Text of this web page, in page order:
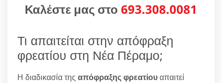
Καλέστε μας στο 693.308.0081
Τι απαιτείται στην απόφραξη
φρεατίου στη Νέα Πέραμο;
Η διαδικασία της απόφραξης φρεατίουαπαιτεί